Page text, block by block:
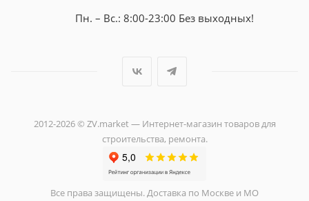
Пн. – Вс.: 8:00-23:00 Без выходных!
2012-2026 © ZV.market — Интернет-магазин товаров для
строительства, ремонта.
Все права защищены. Доставка по Москве и МО